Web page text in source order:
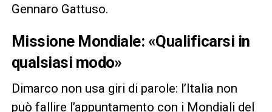
Gennaro Gattuso.
Missione Mondiale: «Qualificarsi in
qualsiasi modo»
Dimarco non usa giri di parole: l’Italia non
può fallire l’appuntamento con i Mondiali del